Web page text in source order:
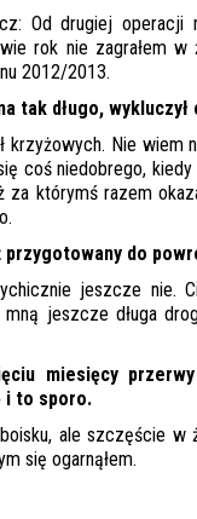
Od drugiej
rok nie zagrałem
2012/2013.
tak długo,
krzyżowych. Nie wiem
coś niedobrego,
za którymś razem
do
jeszcze
mną jeszcze długa
miesięcy
i to sporo.
boisku, ale szczęście
się ogarnąłem.